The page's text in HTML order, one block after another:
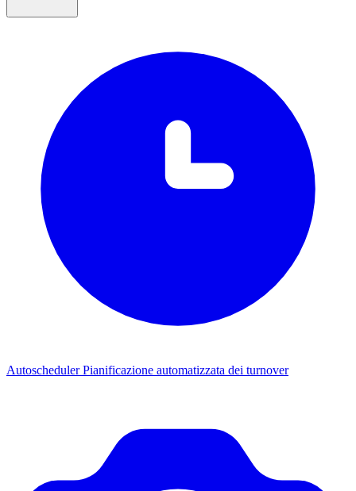
AutoschedulerPianificazione automatizzata dei turnover